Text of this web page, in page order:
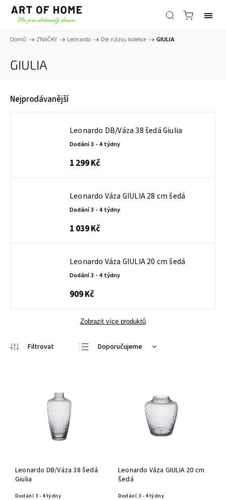
Domů / ZNAČKY / Leonardo / Dle názvu kolekce / GIULIA
GIULIA
Nejprodávanější
Leonardo DB/Váza 38 šedá Giulia
Dodání 3 - 4 týdny
1 299 Kč
Leonardo Váza GIULIA 28 cm šedá
Dodání 3 - 4 týdny
1 039 Kč
Leonardo Váza GIULIA 20 cm šedá
Dodání 3 - 4 týdny
909 Kč
Zobrazit více produktů
Doporučujeme
Leonardo DB/Váza 38 šedá
Giulia
Dodání 3 - 4 týdny
Leonardo Váza GIULIA 20 cm
šedá
Dodání 3 - 4 týdny